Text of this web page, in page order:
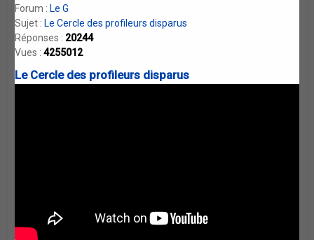
Forum : Le G
Sujet : Le Cercle des profileurs disparus
Réponses : 20244
Vues :4255012
Le Cercle des profileurs disparus